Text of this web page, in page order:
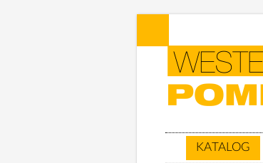
KATALOG